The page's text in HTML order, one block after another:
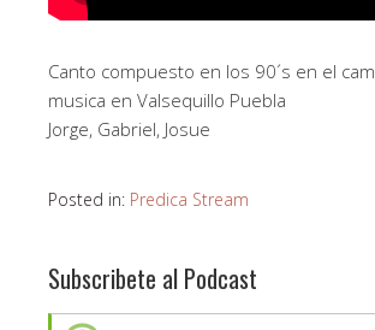
Canto compuesto en los 90´s en el
musica en Valsequillo Puebla
Jorge, Gabriel, Josue
Posted in: Predica Stream
Subscribete al Podcast